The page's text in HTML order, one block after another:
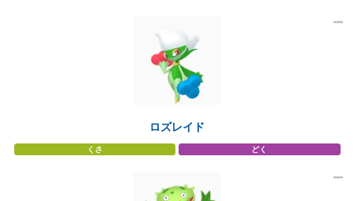
ロズレイド
くさ どく